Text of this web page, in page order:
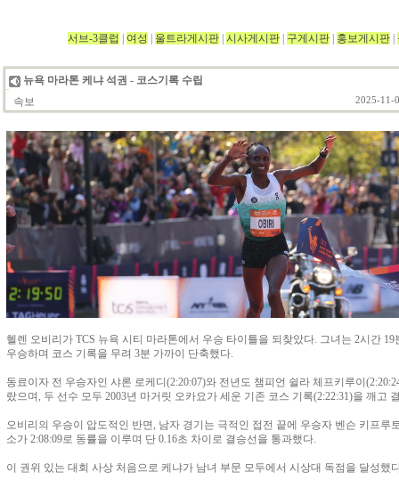
서브-3클럽 여성 울트라게시판 시사게시판 구게시판 홍보게시판
뉴욕 마라톤 케냐 석권 - 코스기록 수립
속보
2025-11-
헬렌 오비리가 TCS 뉴욕 시티 마라톤에서 우승 타이틀을 되찾았다. 그녀는 2시간
우승하며 코스 기록을 무려 3분 가까이 단축했다.
동료이자 전 우승자인 샤론 로케디(2:20:07)와 전년도 챔피언 쉴라 체프키루이
랐으며, 두 선수 모두 2003년 마거릿 오카요가 세운 기존 코스 기록(2:22:31)을 깨고
오비리의 우승이 압도적인 반면, 남자 경기는 극적인 접전 끝에 우승자 벤슨 키프루
소가 2:08:09로 동률을 이루며 단 0.16초 차이로 결승선을 통과했다.
이 권위 있는 대회 사상 처음으로 케냐가 남녀 부문 모두에서 시상대 독점을 달성했